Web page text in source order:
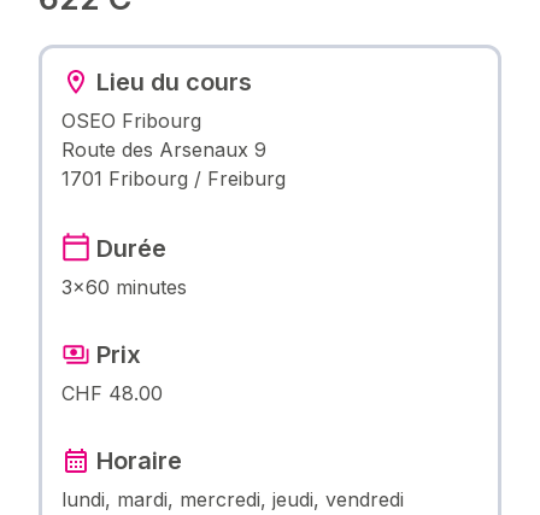
Lieu du cours
OSEO Fribourg
Route des Arsenaux 9
1701 Fribourg / Freiburg
Durée
3×60 minutes
Prix
CHF 48.00
Horaire
lundi, mardi, mercredi, jeudi, vendredi